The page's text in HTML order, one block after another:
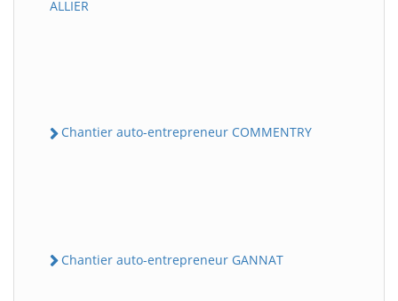
ALLIER
Chantier auto-entrepreneur COMMENTRY
Chantier auto-entrepreneur GANNAT